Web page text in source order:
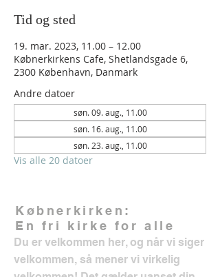
Tid og sted
19. mar. 2023, 11.00 – 12.00
Købnerkirkens Cafe, Shetlandsgade 6,
2300 København, Danmark
Andre datoer
søn. 09. aug., 11.00
søn. 16. aug., 11.00
søn. 23. aug., 11.00
Vis alle 20 datoer
Købnerkirken:
En fri kirke for alle
Du er velkommen her, og når vi siger
velkommen, så mener vi virkelig